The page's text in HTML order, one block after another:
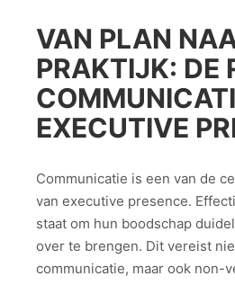
VAN PLAN
PRAKTIJK: DE
EXECUTIVE
Communicatie is een van de
van executive presence.
staat om hun boodschap
over te brengen. Dit vereist
communicatie, maar ook non-